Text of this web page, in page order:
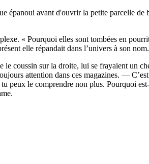
épanoui avant d'ouvrir la petite parcelle
« Pourquoi elles sont tombées en
elle répandait dans l’univers à son
le coussin sur la droite, lui se frayaient un
attention dans ces magazines. —
peux le comprendre non plus. Pourquoi